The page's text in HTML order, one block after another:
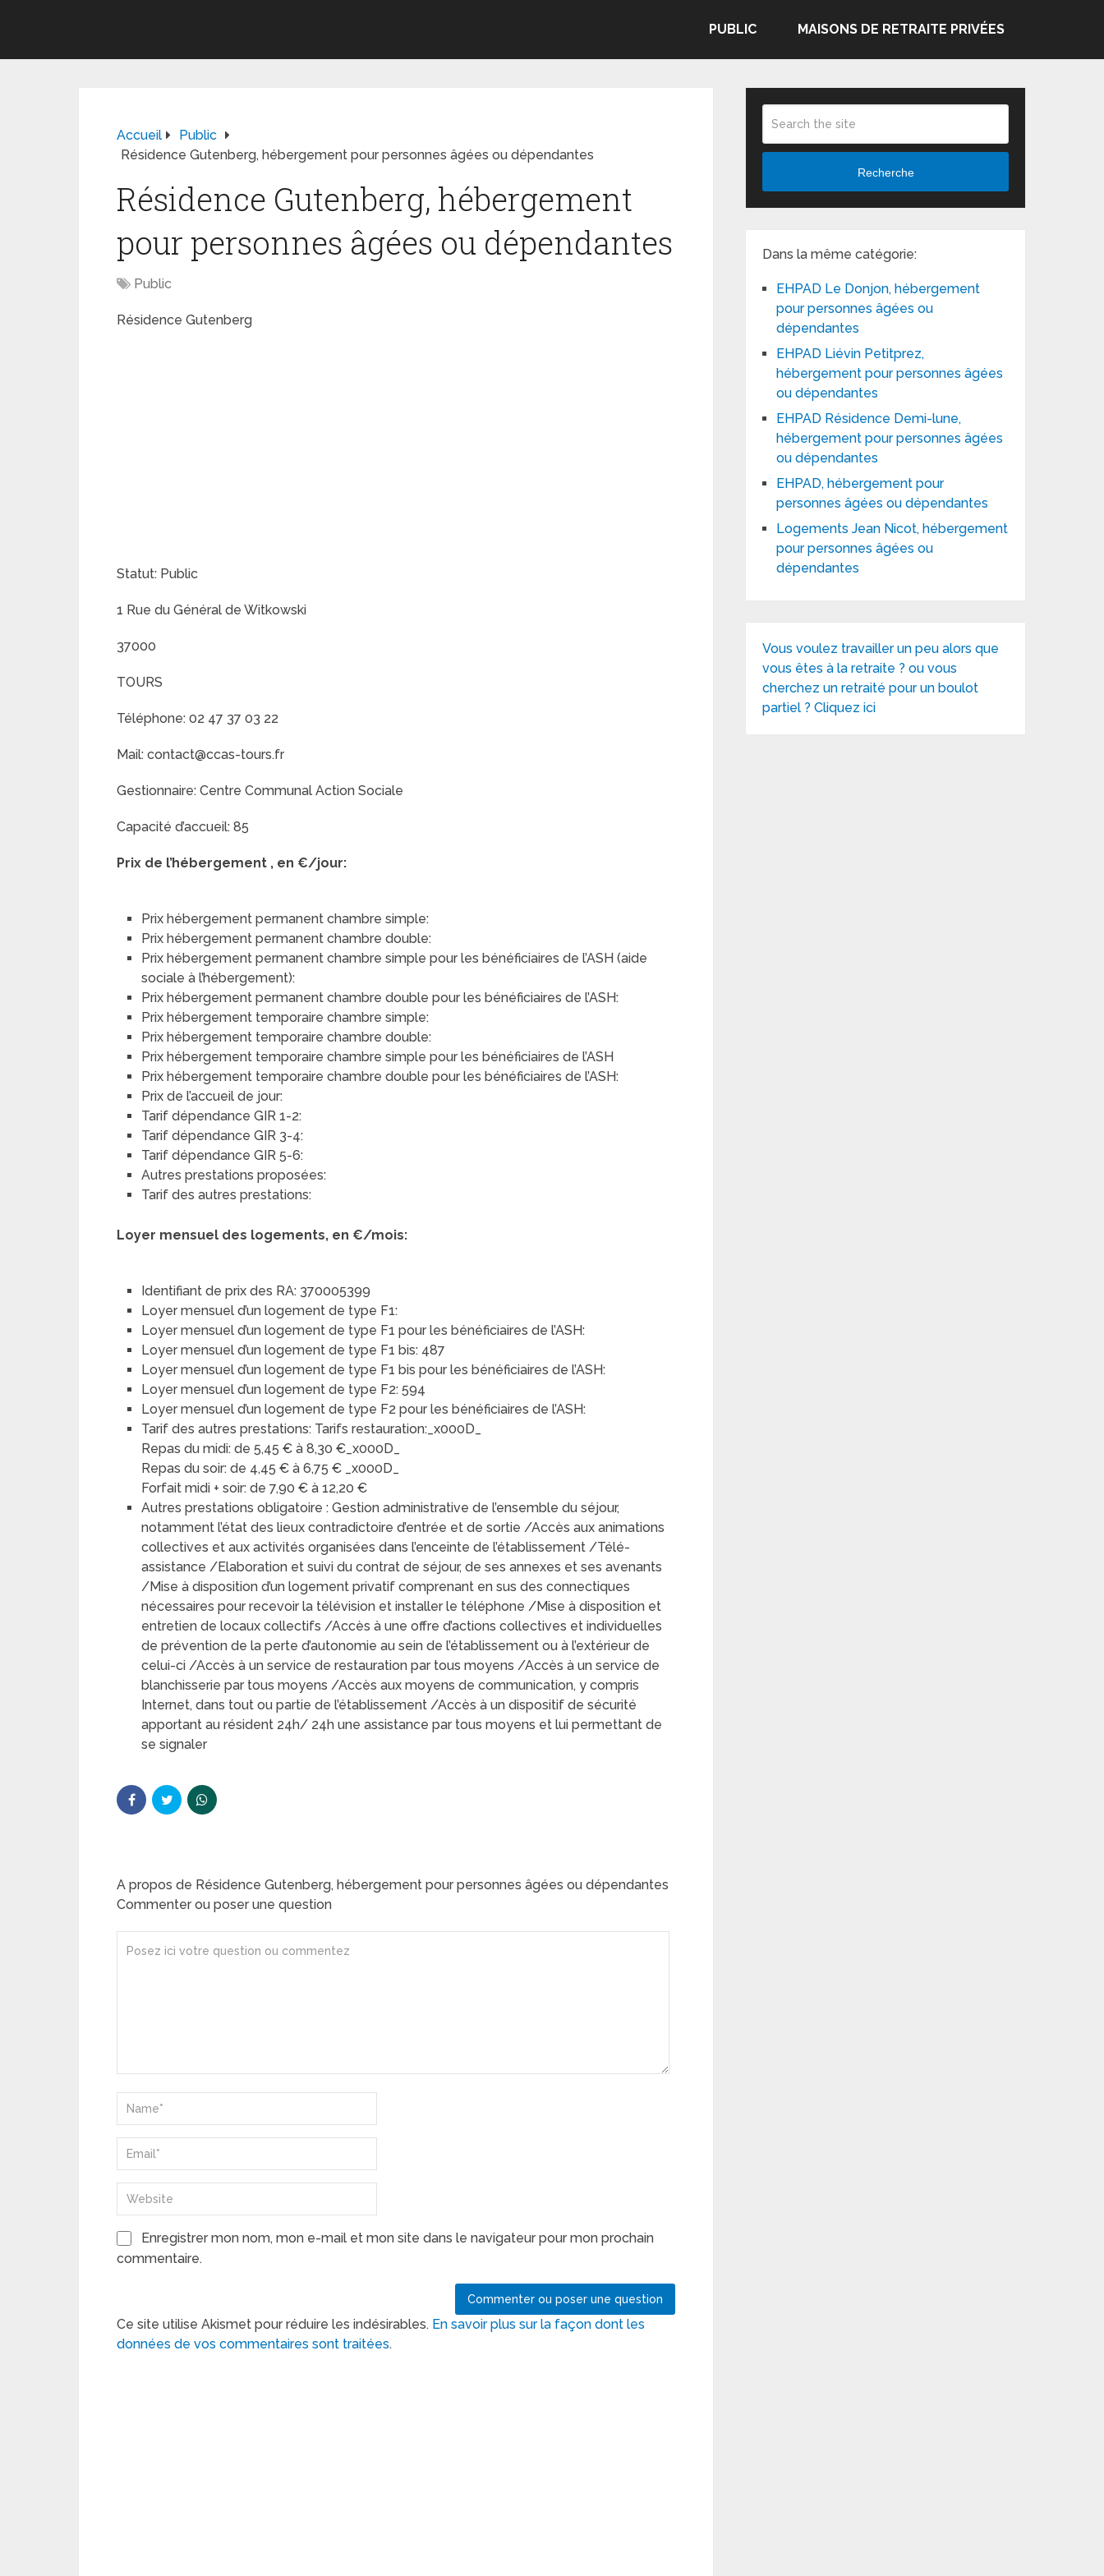
PUBLIC MAISONS DE RETRAITE PRIVÉES
Accueil
Public
Résidence Gutenberg, hébergement pour personnes âgées ou dépendantes
Résidence Gutenberg, hébergement
pour personnes âgées ou dépendantes
Public
Résidence Gutenberg
Statut: Public
1 Rue du Général de Witkowski
37000
TOURS
Téléphone: 02 47 37 03 22
Mail: contact@ccas-tours.fr
Gestionnaire: Centre Communal Action Sociale
Capacité d’accueil: 85
Prix de l’hébergement , en €/jour:
Prix hébergement permanent chambre simple:
Prix hébergement permanent chambre double:
Prix hébergement permanent chambre simple pour les bénéficiaires de l’ASH (aide
sociale à l’hébergement):
Prix hébergement permanent chambre double pour les bénéficiaires de l’ASH:
Prix hébergement temporaire chambre simple:
Prix hébergement temporaire chambre double:
Prix hébergement temporaire chambre simple pour les bénéficiaires de l’ASH
Prix hébergement temporaire chambre double pour les bénéficiaires de l’ASH:
Prix de l’accueil de jour:
Tarif dépendance GIR 1-2:
Tarif dépendance GIR 3-4:
Tarif dépendance GIR 5-6:
Autres prestations proposées:
Tarif des autres prestations:
Loyer mensuel des logements, en €/mois:
Identifiant de prix des RA: 370005399
Loyer mensuel d’un logement de type F1:
Loyer mensuel d’un logement de type F1 pour les bénéficiaires de l’ASH:
Loyer mensuel d’un logement de type F1 bis: 487
Loyer mensuel d’un logement de type F1 bis pour les bénéficiaires de l’ASH:
Loyer mensuel d’un logement de type F2: 594
Loyer mensuel d’un logement de type F2 pour les bénéficiaires de l’ASH:
Tarif des autres prestations: Tarifs restauration:_x000D_
Repas du midi: de 5,45 € à 8,30 €_x000D_
Repas du soir: de 4,45 € à 6,75 € _x000D_
Forfait midi + soir: de 7,90 € à 12,20 €
Autres prestations obligatoire : Gestion administrative de l’ensemble du séjour,
notamment l’état des lieux contradictoire d’entrée et de sortie /Accès aux animations
collectives et aux activités organisées dans l’enceinte de l’établissement /Télé-
assistance /Elaboration et suivi du contrat de séjour, de ses annexes et ses avenants
/Mise à disposition d’un logement privatif comprenant en sus des connectiques
nécessaires pour recevoir la télévision et installer le téléphone /Mise à disposition et
entretien de locaux collectifs /Accès à une offre d’actions collectives et individuelles
de prévention de la perte d’autonomie au sein de l’établissement ou à l’extérieur de
celui-ci /Accès à un service de restauration par tous moyens /Accès à un service de
blanchisserie par tous moyens /Accès aux moyens de communication, y compris
Internet, dans tout ou partie de l’établissement /Accès à un dispositif de sécurité
apportant au résident 24h/ 24h une assistance par tous moyens et lui permettant de
se signaler
A propos de Résidence Gutenberg, hébergement pour personnes âgées ou dépendantes
Commenter ou poser une question
Enregistrer mon nom, mon e-mail et mon site dans le navigateur pour mon prochain
commentaire.
Ce site utilise Akismet pour réduire les indésirables. En savoir plus sur la façon dont les
données de vos commentaires sont traitées.
Recherche
Dans la même catégorie:
EHPAD Le Donjon, hébergement
pour personnes âgées ou
dépendantes
EHPAD Liévin Petitprez,
hébergement pour personnes âgées
ou dépendantes
EHPAD Résidence Demi-lune,
hébergement pour personnes âgées
ou dépendantes
EHPAD, hébergement pour
personnes âgées ou dépendantes
Logements Jean Nicot, hébergement
pour personnes âgées ou
dépendantes
Vous voulez travailler un peu alors que
vous êtes à la retraite ? ou vous
cherchez un retraité pour un boulot
partiel ? Cliquez ici